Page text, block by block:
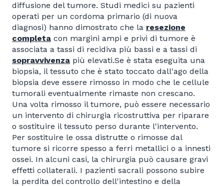
diffusione del tumore. Studi medici su pazienti
operati per un cordoma primario (di nuova
diagnosi) hanno dimostrato che la resezione
completa con margini ampi e privi di tumore è
associata a tassi di recidiva più bassi e a tassi di
sopravvivenza più elevati.Se è stata eseguita una
biopsia, il tessuto che è stato toccato dall'ago della
biopsia deve essere rimosso in modo che le cellule
tumorali eventualmente rimaste non crescano.
Una volta rimosso il tumore, può essere necessario
un intervento di chirurgia ricostruttiva per riparare
o sostituire il tessuto perso durante l'intervento.
Per sostituire le ossa distrutte o rimosse dal
tumore si ricorre spesso a ferri metallici o a innesti
ossei. In alcuni casi, la chirurgia può causare gravi
effetti collaterali. I pazienti sacrali possono subire
la perdita del controllo dell'intestino e della